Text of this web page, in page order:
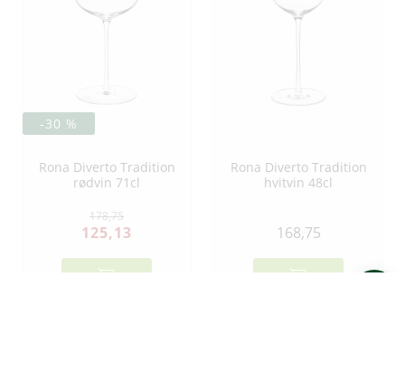
Rona Diverto Tradition
rødvin 71cl
178,75
125,13
-30 %
Rona Diverto Tradition
hvitvin 48cl
168,75